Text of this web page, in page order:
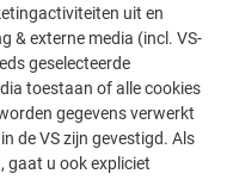
uit en
& externe media (incl. VS-
geselecteerde
toestaan of alle cookies
gegevens verwerkt
de VS zijn gevestigd. Als
gaat u ook expliciet